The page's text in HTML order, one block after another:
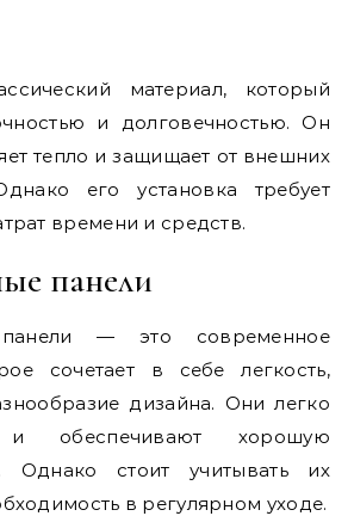
материал, который
и долговечностью. Он
тепло и защищает от внешних
его установка требует
времени и средств.
панели
панели — это современное
сочетает в себе легкость,
дизайна. Они легко
и обеспечивают хорошую
Однако стоит учитывать их
в регулярном уходе.